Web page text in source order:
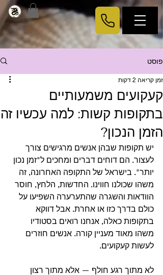
פוסט
קעקועים משמעותיים
בתקופות קשות: למה עכשיו זה
הזמן הנכון?
זמן קריאה 2 דקות
יש תקופות שבהן אנשים מרגישים צורך
לעצור. הם דוחים דברים ומחכים ל"זמן נכון
יותר". בישראל של התקופה האחרונה, זה
משהו שכולנו חווינו. החדשות, הלחץ, חוסר
הוודאות והשגרה שהתערערה השפיעו על
כולם בדרך כזו או אחרת. אבל דווקא
בתקופות כאלה, אנחנו רואים בסטודיו
משהו מאוד מעניין קורה. אנשים חוזרים
לעשות קעקועים.
לא מתוך רגע חולף — אלא מתוך רצון